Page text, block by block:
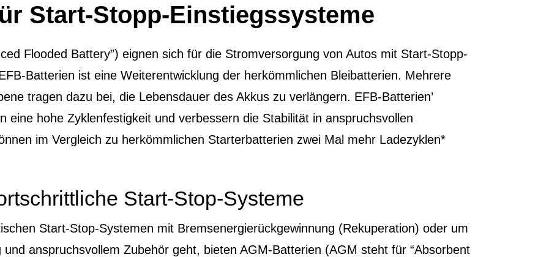
Start-Stopp-Einstiegssysteme
Flooded Battery”) eignen sich für die Stromversorgung von Autos mit Start-Stopp-
Batterien ist eine Weiterentwicklung der herkömmlichen Bleibatterien. Mehrere
tragen dazu bei, die Lebensdauer des Akkus zu verlängern. EFB-Batterien’
eine hohe Zyklenfestigkeit und verbessern die Stabilität in anspruchsvollen
im Vergleich zu herkömmlichen Starterbatterien zwei Mal mehr Ladezyklen*
Start-Stop-Systeme
Start-Stop-Systemen mit Bremsenergierückgewinnung (Rekuperation) oder um
anspruchsvollem Zubehör geht, bieten AGM-Batterien (AGM steht für “Absorbent